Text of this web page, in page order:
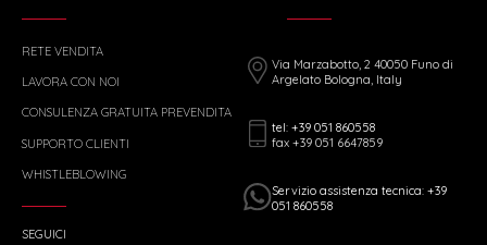
RETE VENDITA
LAVORA CON NOI
CONSULENZA GRATUITA PREVENDITA
SUPPORTO CLIENTI
WHISTLEBLOWING
Via Marzabotto, 2 40050 Funo di
Argelato Bologna, Italy
tel: +39 051 860558
fax +39 051 6647859
Servizio assistenza tecnica: +39
051 860558
SEGUICI